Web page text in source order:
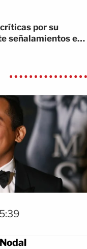
por su
señalamientos en